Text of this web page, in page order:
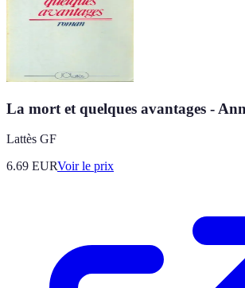
La mort et quelques avantages -
Lattès GF
6.69 EURVoir le prix